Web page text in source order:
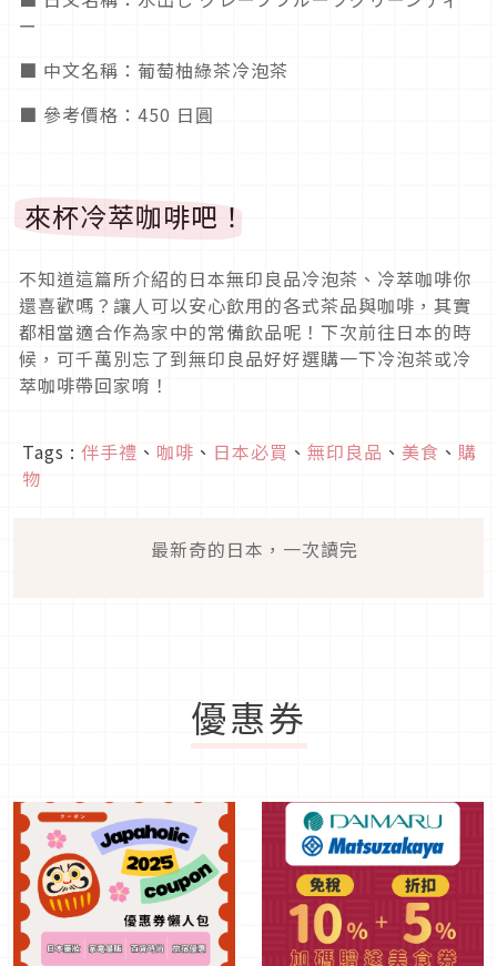
ー
■ 中文名稱：葡萄柚綠茶冷泡茶
■ 參考價格：450 日圓
來杯冷萃咖啡吧！
不知道這篇所介紹的日本無印良品冷泡茶、冷萃咖啡你
還喜歡嗎？讓人可以安心飲用的各式茶品與咖啡，其實
都相當適合作為家中的常備飲品呢！下次前往日本的時
候，可千萬別忘了到無印良品好好選購一下冷泡茶或冷
萃咖啡帶回家唷！
Tags : 伴手禮 、 咖啡 、 日本必買 、 無印良品 、 美食 、 購
物
最新奇的日本，一次讀完
優惠券